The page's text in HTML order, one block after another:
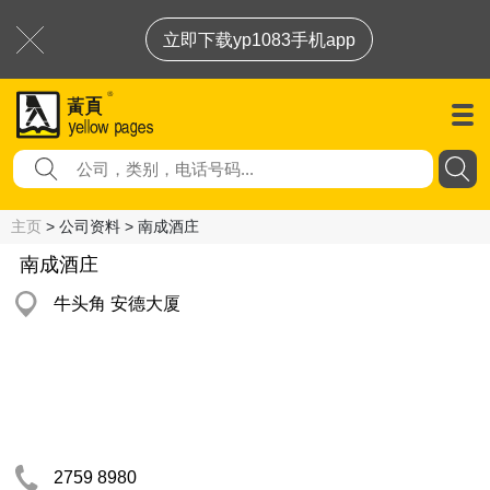
立即下载yp1083手机app
主页 > 公司资料 > 南成酒庄
南成酒庄
牛头角 安德大厦
2759 8980